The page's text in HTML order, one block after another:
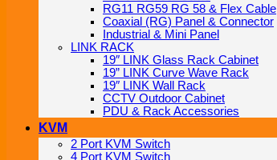
RG11 RG59 RG 58 & Flex Cable
Coaxial (RG) Panel & Connector
Industrial & Mini Panel
LINK RACK
19″ LINK Glass Rack Cabinet
19” LINK Curve Wave Rack
19″ LINK Wall Rack
CCTV Outdoor Cabinet
PDU & Rack Accessories
KVM
2 Port KVM Switch
4 Port KVM Switch